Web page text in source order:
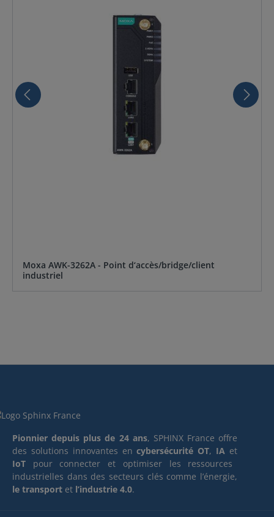
Moxa AWK-3262A - Point d‘accès/bridge/client
industriel
Pionnier depuis plus de 24 ans, SPHINX France offre
des solutions innovantes encybersécurité OT, IA et
IoT pour connecter et optimiser les ressources
industrielles dans des secteurs clés comme l’énergie,
le transport et l’industrie 4.0.